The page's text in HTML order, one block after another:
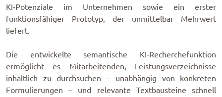
KI‑Potenziale im Unternehmen sowie ein erster
funktionsfähiger Prototyp, der unmittelbar Mehrwert
liefert.
Die entwickelte semantische KI-Recherchefunktion
ermöglicht es Mitarbeitenden, Leistungsverzeichnisse
inhaltlich zu durchsuchen – unabhängig von konkreten
Formulierungen – und relevante Textbausteine schnell